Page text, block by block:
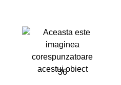
36